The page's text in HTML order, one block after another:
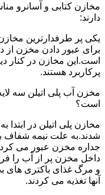
مخازن کتابی و آسانرو
دارند:
یکی پر طرفدارترین
برای عبور دادن مخزن از
است.این مخازن در کنار
پرکاربرد هستند.
مخزن آب پلی اتیلن سه
است؟
مخازن پلی اتیلن در
شدند.به علت نیمه شفاف
جداره مخزن عبور می کرد
داخل مخزن پر از آب را
و مرگ غذای باکتری های
آنها تغذیه می کردند.